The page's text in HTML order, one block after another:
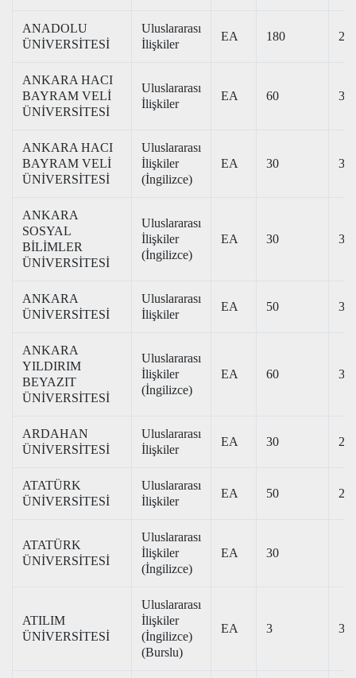
ANADOLU
ÜNİVERSİTESİ
Uluslararası
İlişkiler
EA 180
ANKARA HACI
BAYRAM VELİ
ÜNİVERSİTESİ
Uluslararası
İlişkiler
EA 60
ANKARA HACI
BAYRAM VELİ
ÜNİVERSİTESİ
Uluslararası
İlişkiler
(İngilizce)
EA 30
ANKARA
SOSYAL
BİLİMLER
ÜNİVERSİTESİ
Uluslararası
İlişkiler
(İngilizce)
EA 30
ANKARA
ÜNİVERSİTESİ
Uluslararası
İlişkiler
EA 50
ANKARA
YILDIRIM
BEYAZIT
ÜNİVERSİTESİ
Uluslararası
İlişkiler
(İngilizce)
EA 60
ARDAHAN
ÜNİVERSİTESİ
Uluslararası
İlişkiler
EA 30
ATATÜRK
ÜNİVERSİTESİ
Uluslararası
İlişkiler
EA 50
ATATÜRK
ÜNİVERSİTESİ
Uluslararası
İlişkiler
(İngilizce)
EA 30
ATILIM
ÜNİVERSİTESİ
Uluslararası
İlişkiler
(İngilizce)
(Burslu)
EA 3